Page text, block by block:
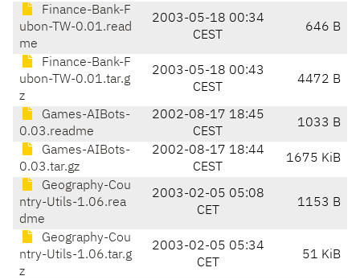
Finance-Bank-F
ubon-TW-0.01.read
me
2003-05-18 00:34
CEST
646 B
Finance-Bank-F
ubon-TW-0.01.tar.g
z
2003-05-18 00:43
CEST
4472 B
Games-AIBots-
0.03.readme
2002-08-17 18:45
CEST
1033 B
Games-AIBots-
0.03.tar.gz
2002-08-17 18:44
CEST
1675 KiB
Geography-Cou
ntry-Utils-1.06.rea
dme
2003-02-05 05:08
CET
1153 B
Geography-Cou
ntry-Utils-1.06.tar.g
z
2003-02-05 05:34
CET
51 KiB